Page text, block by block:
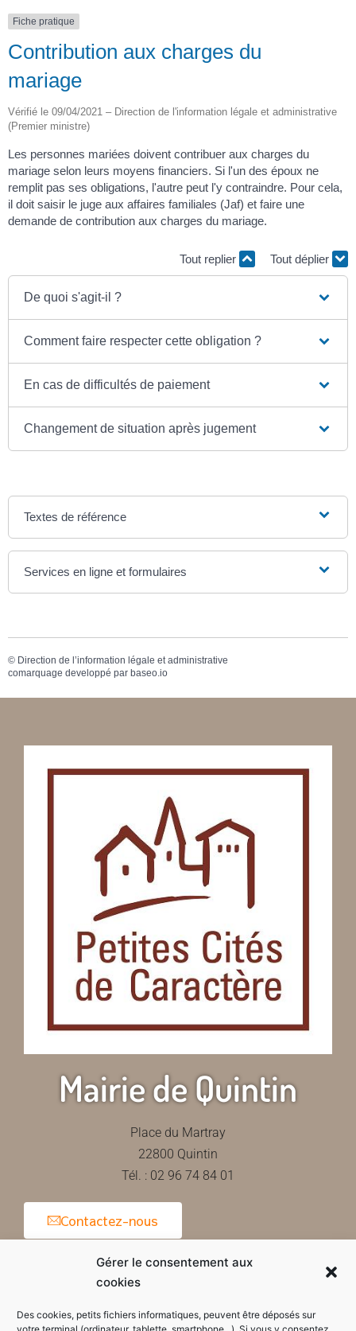
Gérer le consentement aux
cookies
Des cookies, petits fichiers informatiques, peuvent être déposés sur
Fiche pratique
Contribution aux charges du
mariage
Vérifié le 09/04/2021 – Direction de l'information légale et administrative
(Premier ministre)
Les personnes mariées doivent contribuer aux charges du
mariage selon leurs moyens financiers. Si l'un des époux ne
remplit pas ses obligations, l'autre peut l'y contraindre. Pour cela,
il doit saisir le juge aux affaires familiales (Jaf) et faire une
demande de contribution aux charges du mariage.
Tout replier Tout déplier
De quoi s'agit-il ?
Comment faire respecter cette obligation ?
En cas de difficultés de paiement
Changement de situation après jugement
Textes de référence
Services en ligne et formulaires
© Direction de l’information légale et administrative
comarquage developpé par baseo.io
Mairie de Quintin
Place du Martray
22800 Quintin
Tél. : 02 96 74 84 01
Contactez-nous
Horaires d'ouverture de la mairie